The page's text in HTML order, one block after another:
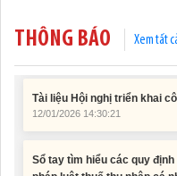
THÔNG BÁO Xem tất
Sổ tay tìm hiểu các quy định
pháp luật thuế thu nhập cá